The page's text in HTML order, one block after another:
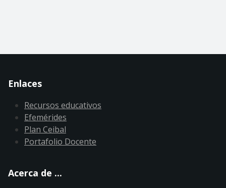
Enlaces
Recursos educativos
Efemérides
Plan Ceibal
Portafolio Docente
Acerca de ...